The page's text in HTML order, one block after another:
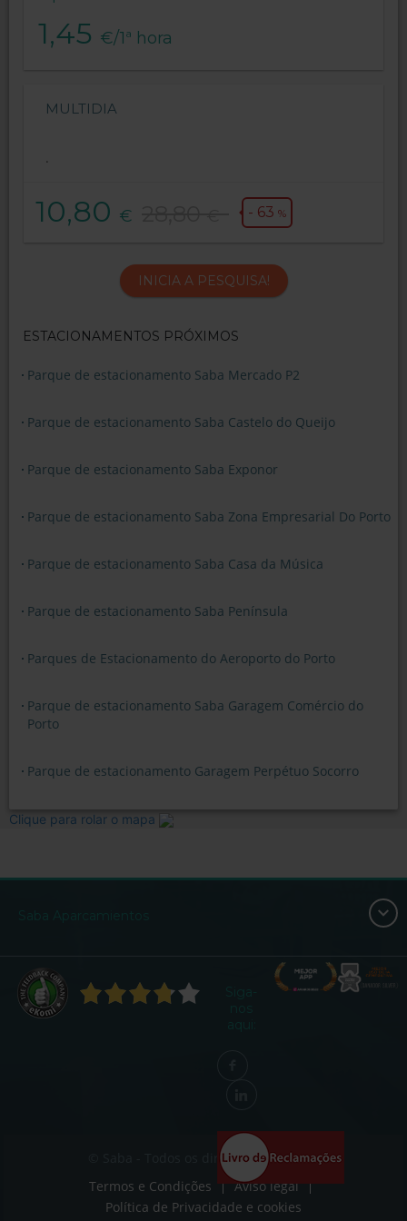
1,45 €/1ª hora
MULTIDIA
.
10,80 € - 63 %
INICIA A PESQUISA!
ESTACIONAMENTOS PRÓXIMOS
Parque de estacionamento Saba Mercado P2
Parque de estacionamento Saba Castelo do Queijo
Parque de estacionamento Saba Exponor
Parque de estacionamento Saba Zona Empresarial Do Porto
Parque de estacionamento Saba Casa da Música
Parque de estacionamento Saba Península
Parques de Estacionamento do Aeroporto do Porto
Parque de estacionamento Saba Garagem Comércio do
Porto
Parque de estacionamento Garagem Perpétuo Socorro
Clique para rolar o mapa
© Saba - Todos os direitos reservados
Termos e Condições
Aviso legal
Política de Privacidade e cookies